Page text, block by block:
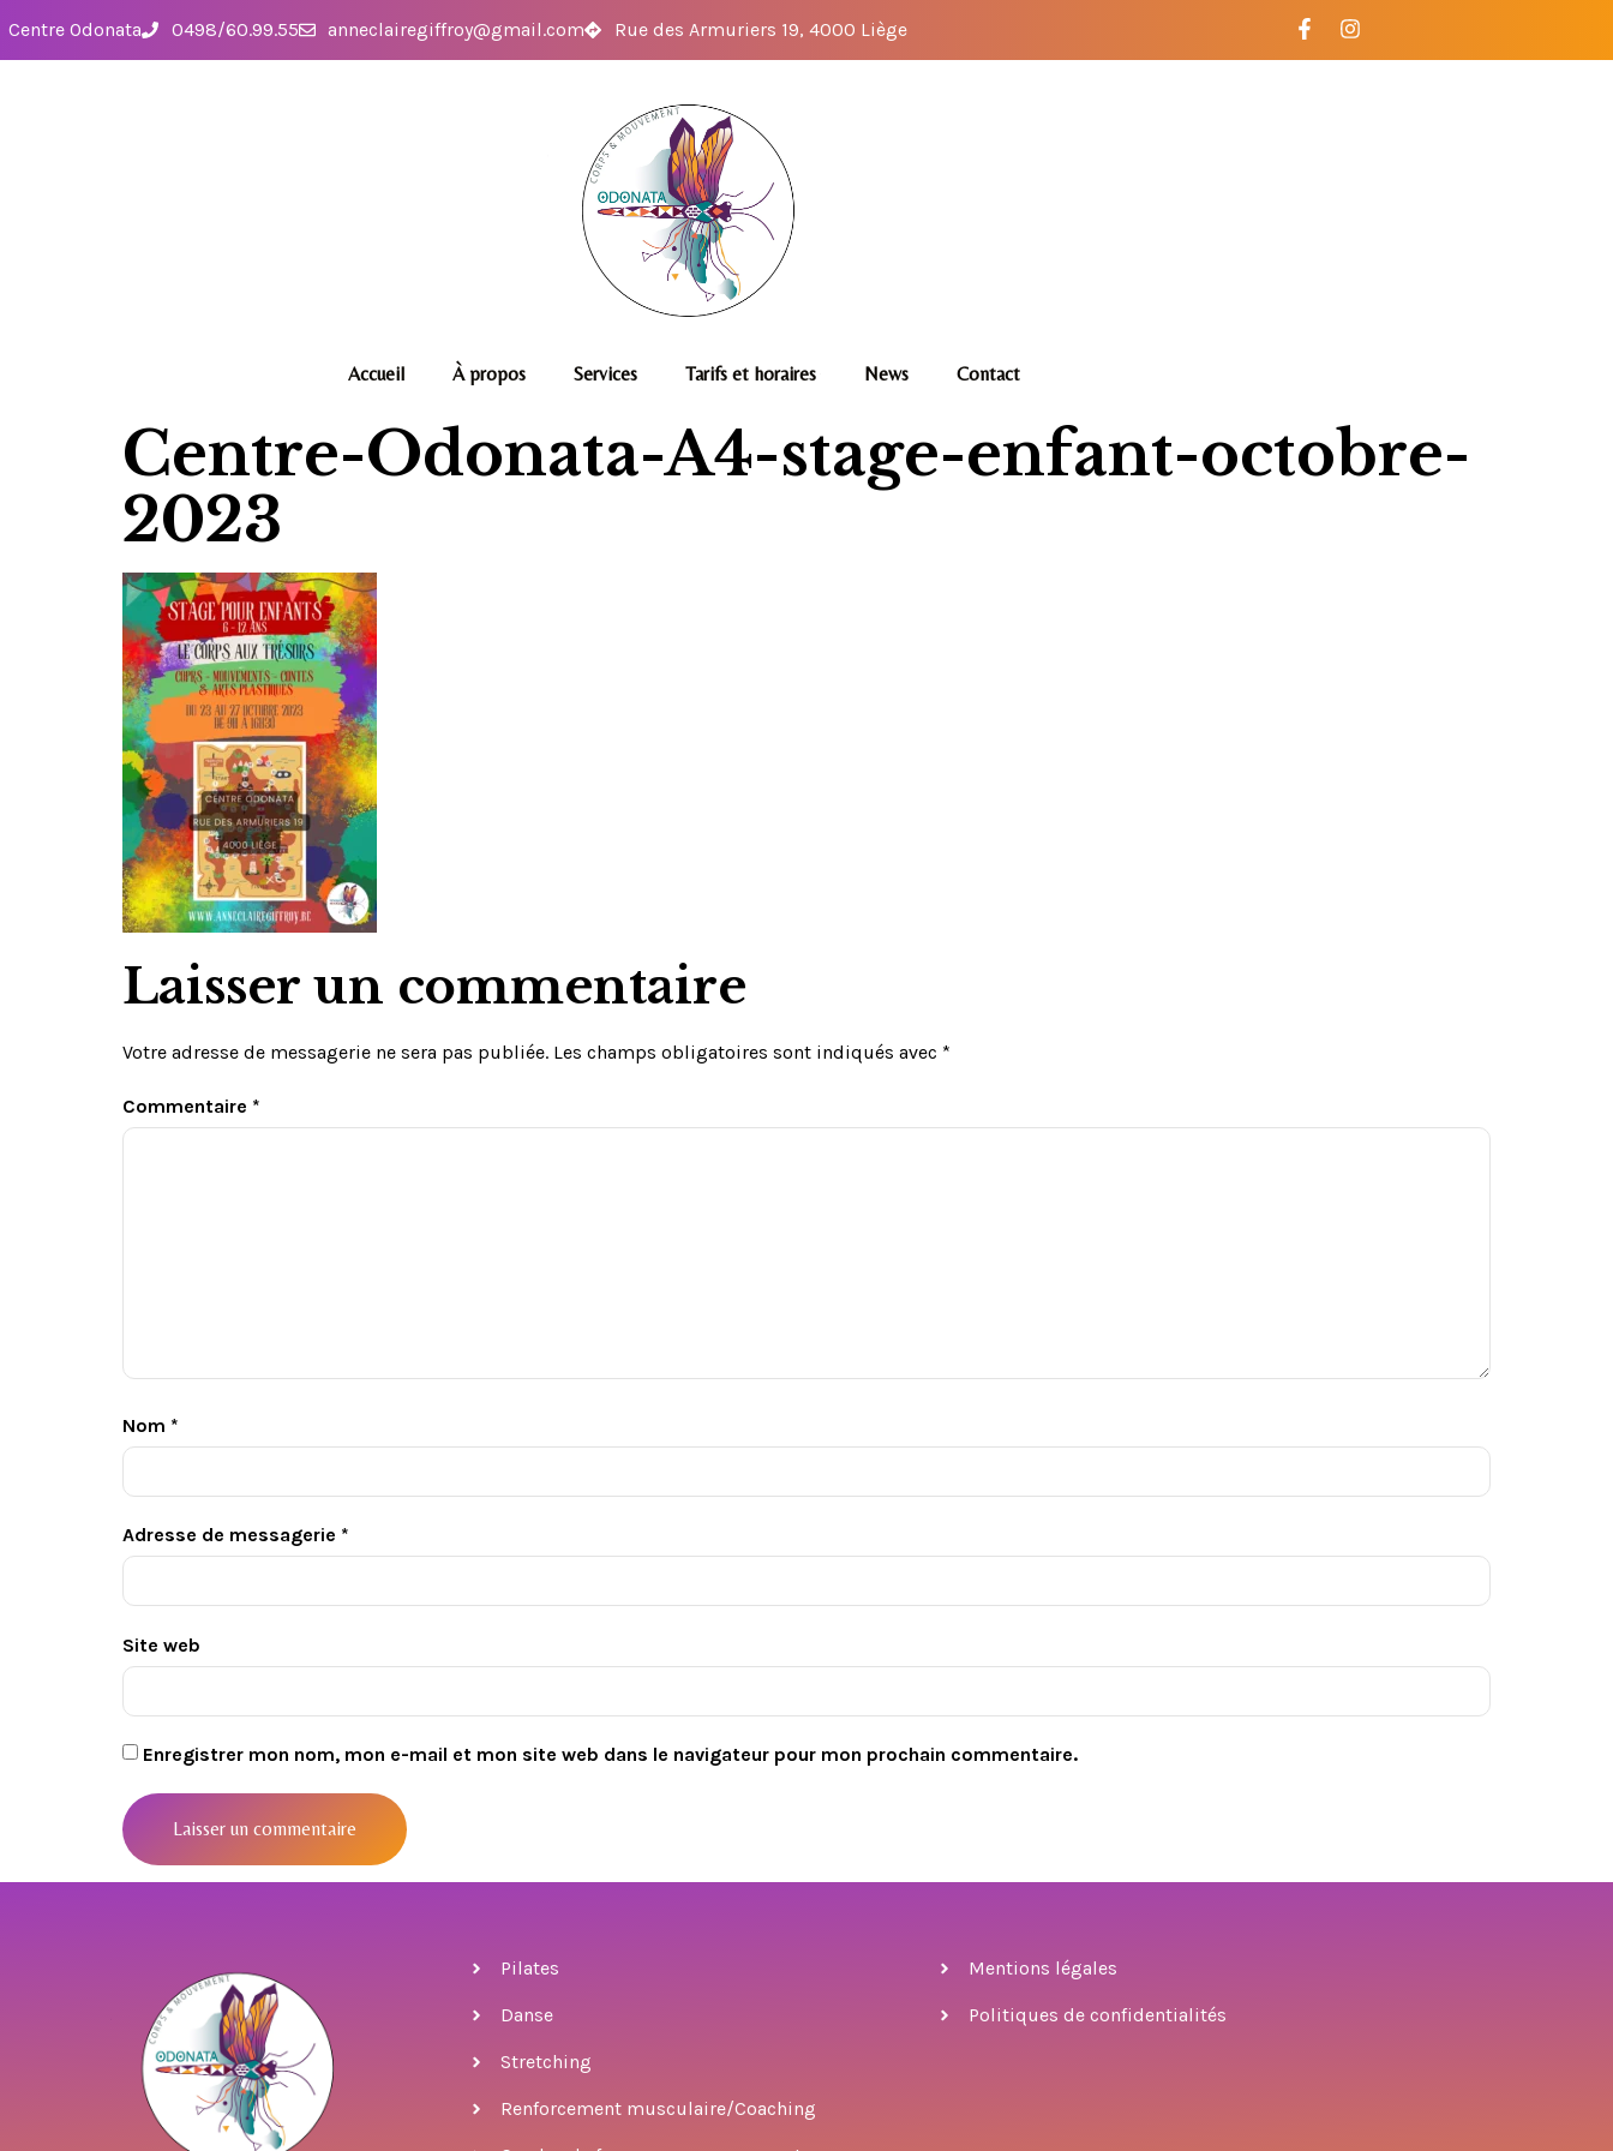
Centre Odonata 0498/60.99.55 anneclairegiffroy@gmail.com Rue des Armuriers 19, 4000 Liège
Accueil À propos Services Tarifs et horaires News Contact
Centre-Odonata-A4-stage-enfant-octobre-
2023
Laisser un commentaire
Votre adresse de messagerie ne sera pas publiée. Les champs obligatoires sont indiqués avec *
Commentaire *
Nom *
Adresse de messagerie *
Site web
Enregistrer mon nom, mon e-mail et mon site web dans le navigateur pour mon prochain commentaire.
Pilates
Danse
Stretching
Renforcement musculaire/Coaching
Mentions légales
Politiques de confidentialités